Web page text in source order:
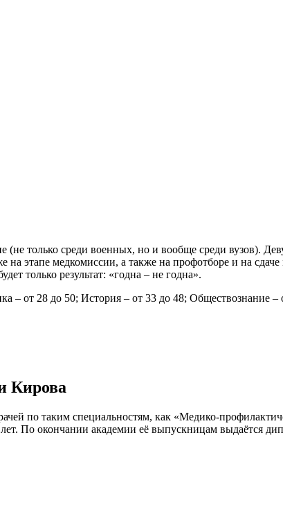
только среди военных, но и вообще среди вузов).
этапе медкомиссии, а также на профотборе и на
только результат: «годна – не годна».
от 28 до 50; История – от 33 до 48; Обществознание
Кирова
по таким специальностям, как «Медико-
По окончании академии её выпускницам выдаётся